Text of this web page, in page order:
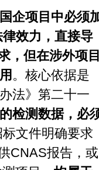
企项目中必须
效力，直接导
，但在涉外项目
。核心依据是
法》第二十一
检测数据，必
标文件明确要求
CNAS报告，或